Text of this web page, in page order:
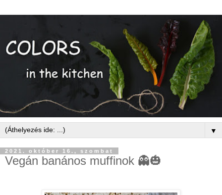
▼
2021. október 16., szombat
Vegán banános muffinok 👻🎃